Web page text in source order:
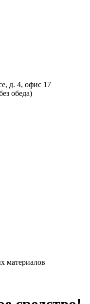
д. 4, офис 17
обеда)
материалов